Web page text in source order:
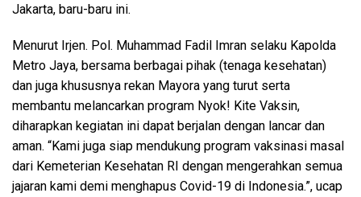
Jakarta, baru-baru ini.
Menurut Irjen. Pol. Muhammad Fadil Imran selaku Kapolda
Metro Jaya, bersama berbagai pihak (tenaga kesehatan)
dan juga khususnya rekan Mayora yang turut serta
membantu melancarkan program Nyok! Kite Vaksin,
diharapkan kegiatan ini dapat berjalan dengan lancar dan
aman. “Kami juga siap mendukung program vaksinasi masal
dari Kemeterian Kesehatan RI dengan mengerahkan semua
jajaran kami demi menghapus Covid-19 di Indonesia.”, ucap